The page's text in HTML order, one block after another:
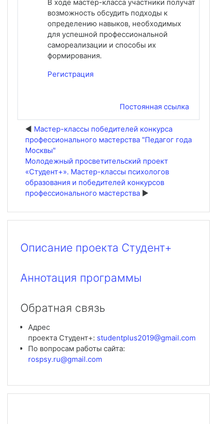
В ходе мастер-класса участники получат
возможность обсудить подходы к
определению навыков, необходимых
для успешной профессиональной
самореализации и способы их
формирования.
Регистрация
Постоянная ссылка
Мастер-классы победителей конкурса
профессионального мастерства "Педагог года
Москвы"
Молодежный просветительский проект
«Студент+». Мастер-классы психологов
образования и победителей конкурсов
профессионального мастерства
Описание проекта Студент+
Аннотация программы
Обратная связь
Адрес
проекта Студент+: studentplus2019@gmail.com
По вопросам работы сайта:
rospsy.ru@gmail.com